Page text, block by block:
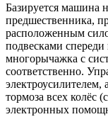
Базируется машина
предшественника,
расположенным
подвесками
многорычажка с
соответственно.
электроусилителем,
тормоза всех колёс
электронных